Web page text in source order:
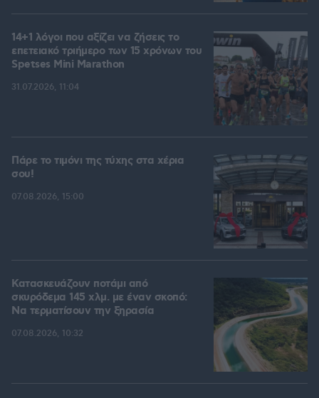
14+1 λόγοι που αξίζει να ζήσεις το
επετειακό τριήμερο των 15 χρόνων του
Spetses Mini Marathon
31.07.2026, 11:04
Πάρε το τιμόνι της τύχης στα χέρια
σου!
07.08.2026, 15:00
Κατασκευάζουν ποτάμι από
σκυρόδεμα 145 χλμ. με έναν σκοπό:
Να τερματίσουν την ξηρασία
07.08.2026, 10:32